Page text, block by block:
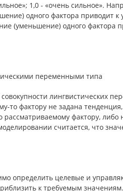
1,0 - «очень сильное».
одного фактора приводит
(уменьшение) одного
переменными типа
лингвистических
то фактору не задана
фак­тору,
считается, что
определить целевые и
к требуемым